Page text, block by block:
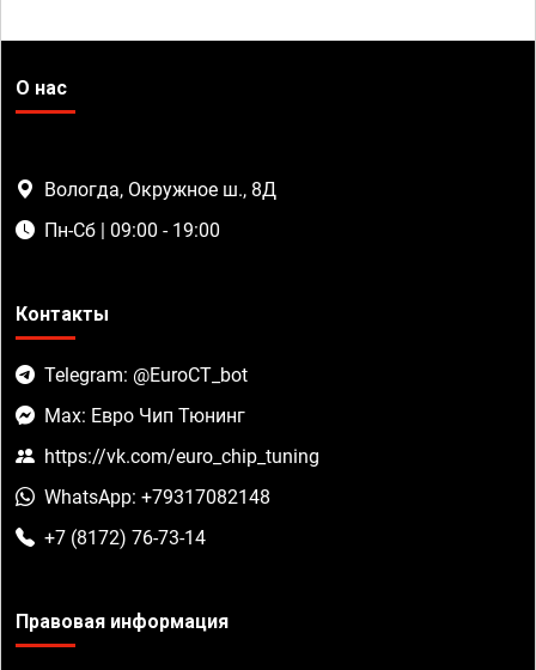
О нас
Вологда, Окружное ш., 8Д
Пн-Сб | 09:00 - 19:00
Контакты
Telegram: @EuroCT_bot
Max: Евро Чип Тюнинг
https://vk.com/euro_chip_tuning
WhatsApp: +79317082148
+7 (8172) 76-73-14
Правовая информация